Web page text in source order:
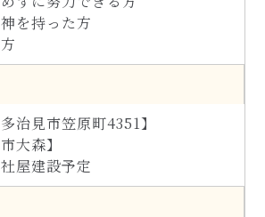
を持った方
治見市笠原町4351】
大森】
屋建設予定